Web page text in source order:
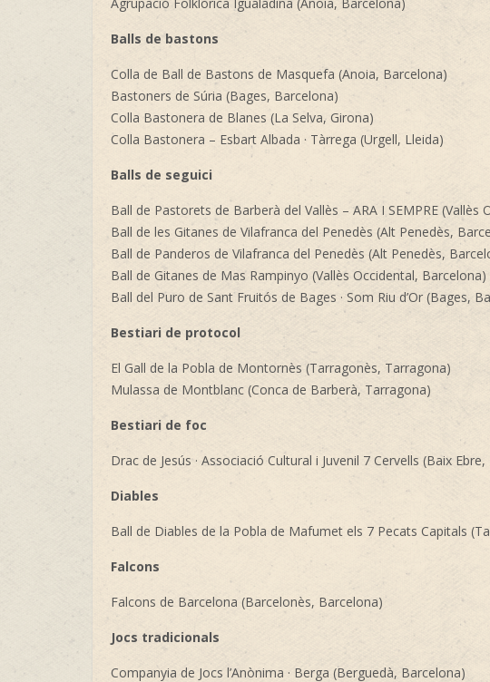
Balls de bastons
Colla de Ball de Bastons de Masquefa (Anoia, Barcelona)
Bastoners de Súria (Bages, Barcelona)
Colla Bastonera de Blanes (La Selva, Girona)
Colla Bastonera – Esbart Albada · Tàrrega (Urgell, Lleida)
Balls de seguici
Ball de Pastorets de Barberà del Vallès – ARA I SEMPRE (Vallès
Ball de les Gitanes de Vilafranca del Penedès (Alt Penedès,
Ball de Panderos de Vilafranca del Penedès (Alt Penedès,
Ball de Gitanes de Mas Rampinyo (Vallès Occidental, Barcelona)
Ball del Puro de Sant Fruitós de Bages · Som Riu d’Or (Bages,
Bestiari de protocol
El Gall de la Pobla de Montornès (Tarragonès, Tarragona)
Mulassa de Montblanc (Conca de Barberà, Tarragona)
Bestiari de foc
Drac de Jesús · Associació Cultural i Juvenil 7 Cervells (Baix
Diables
Ball de Diables de la Pobla de Mafumet els 7 Pecats Capitals
Falcons
Falcons de Barcelona (Barcelonès, Barcelona)
Jocs tradicionals
Companyia de Jocs l’Anònima · Berga (Berguedà, Barcelona)